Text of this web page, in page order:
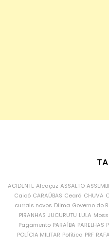
ACIDENTE Alcaçuz ASSALTO
Caicó CARAÚBAS Ceará CHUVA
currais novos Dilma Governo do
PIRANHAS JUCURUTU LULA
Pagamento PARAÍBA PARELHAS
POLÍCIA MILITAR Política PRF